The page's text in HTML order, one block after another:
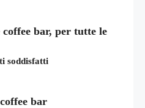
bar, per tutte le
soddisfatti
bar